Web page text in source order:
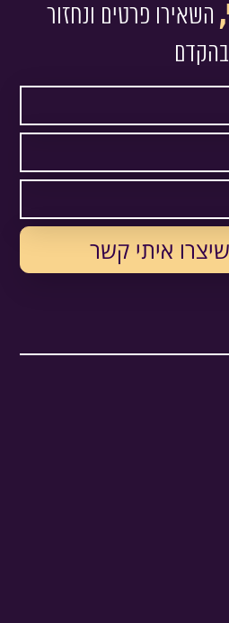
השאירו פרטים ונחזור
בהקדם